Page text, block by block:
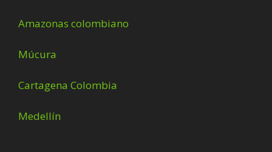
Amazonas colombiano
Múcura
Cartagena Colombia
Medellín